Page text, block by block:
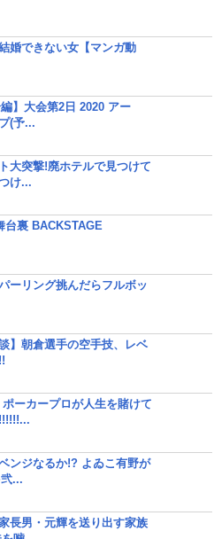
婚できない女【マンガ動
】大会第2日 2020 アー
(予...
大突撃!廃ホテルで見つけて
け...
台裏 BACKSTAGE
ーリング挑んだらフルボッ
】朝倉選手の空手技、レベ
ポーカープロが人生を賭けて
ンジなるか!? よゐこ有野が
...
長男・元輝を送り出す家族